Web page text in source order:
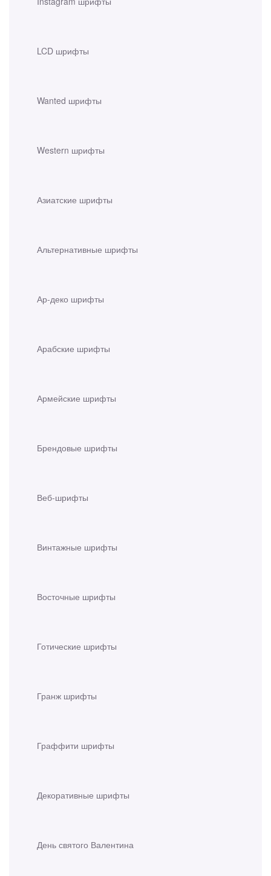
LCD шрифты
Wanted шрифты
Western шрифты
Азиатские шрифты
Альтернативные шрифты
Ар-деко шрифты
Арабские шрифты
Армейские шрифты
Брендовые шрифты
Веб-шрифты
Винтажные шрифты
Восточные шрифты
Готические шрифты
Гранж шрифты
Граффити шрифты
Декоративные шрифты
День святого Валентина